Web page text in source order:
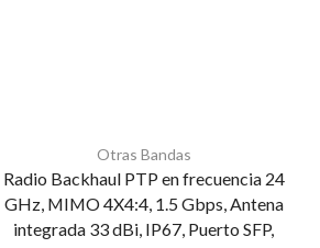
Otras Bandas
Radio Backhaul PTP en frecuencia 24
GHz, MIMO 4X4:4, 1.5 Gbps, Antena
integrada 33 dBi, IP67, Puerto SFP,